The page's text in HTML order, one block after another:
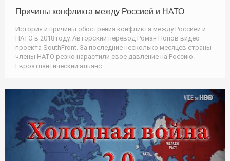
Причины конфликта между Россией и НАТО
История и причины обострения конфликта между Россией и
НАТО в 2018 году. Авторский перевод Роман Попов видео
проекта SouthFront. За последние несколько месяцев страны-
члены НАТО резко нарастили свое давление на Россию.
Евроатлантический альянс